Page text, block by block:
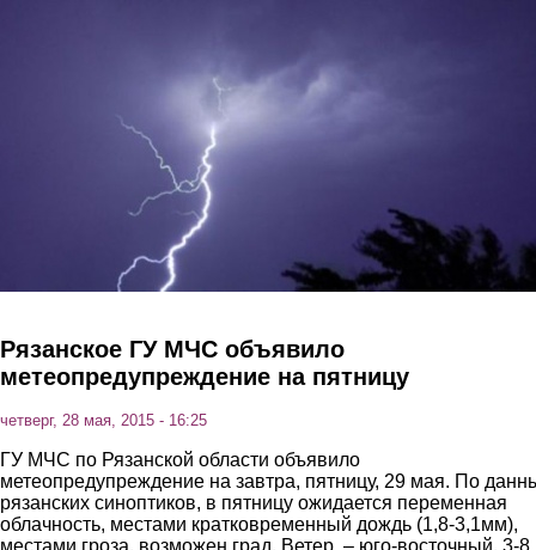
Рязанское ГУ МЧС объявило
метеопредупреждение на пятницу
четверг, 28 мая, 2015 - 16:25
ГУ МЧС по Рязанской области объявило
метеопредупреждение на завтра, пятницу, 29 мая. По
рязанских синоптиков, в пятницу ожидается переменная
облачность, местами кратковременный дождь (1,8-3,1мм),
местами гроза, возможен град. Ветер – юго-восточный, 3-8